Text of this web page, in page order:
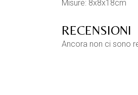
Misure: 8x8x18cm
RECENSIONI
Ancora non ci sono